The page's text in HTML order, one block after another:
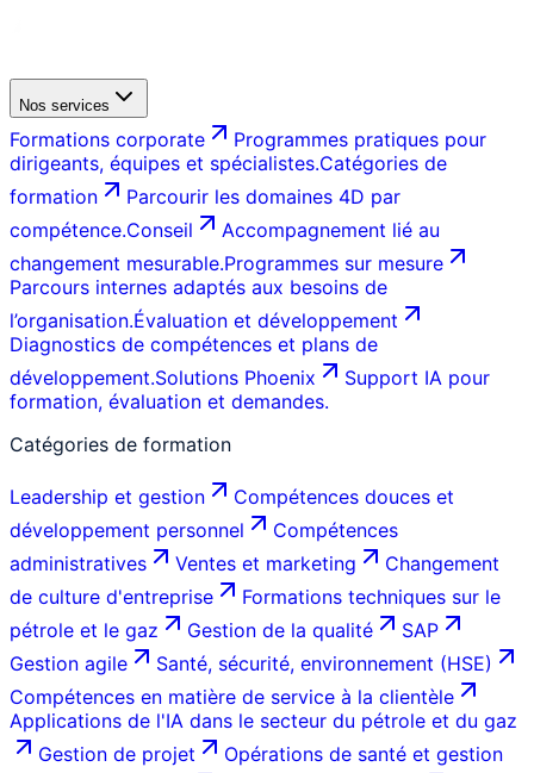
Nos services
Formations corporate
Programmes pratiques pour
dirigeants, équipes et spécialistes.Catégories de
formation
Parcourir les domaines 4D par
compétence.Conseil
Accompagnement lié au
changement mesurable.Programmes sur mesure
Parcours internes adaptés aux besoins de
l’organisation.Évaluation et développement
Diagnostics de compétences et plans de
développement.Solutions Phoenix
Support IA pour
formation, évaluation et demandes.
Catégories de formation
Leadership et gestion
Compétences douces et
développement personnel
Compétences
administratives
Ventes et marketing
Changement
de culture d'entreprise
Formations techniques sur le
pétrole et le gaz
Gestion de la qualité
SAP
Gestion agile
Santé, sécurité, environnement (HSE)
Compétences en matière de service à la clientèle
Applications de l'IA dans le secteur du pétrole et du gaz
Gestion de projet
Opérations de santé et gestion